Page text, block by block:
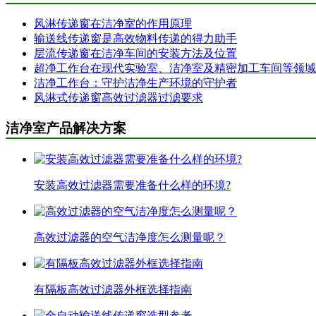
风淋传递窗在洁净室的作用原理
输送线传递窗是高效物料传递的得力助手
层流传递窗在洁净车间的安装方法及位置
超净工作台在现代实验室、洁净室及精密加工车间等领
洁净工作台：守护洁净生产环境的守护者
风淋式传递窗高效过滤器过滤要求
洁净室产品解决方案
安装高效过滤器需要准备什么样的环境?
高效过滤器的空气洁净度怎么测量呢？
有隔板高效过滤器外框选择指南